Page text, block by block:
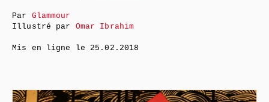
Par Glammour
Illustré par Omar Ibrahim
Mis en ligne le 25.02.2018